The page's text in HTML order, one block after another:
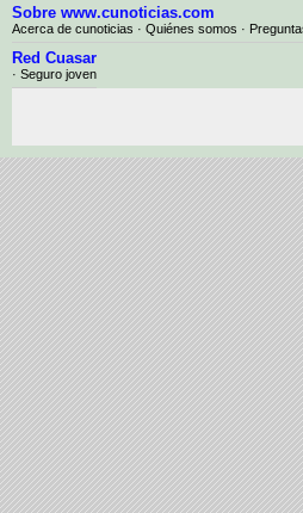
Sobre www.cunoticias.com
Acerca de cunoticias · Quiénes somos ·
Red Cuasar
· Seguro joven